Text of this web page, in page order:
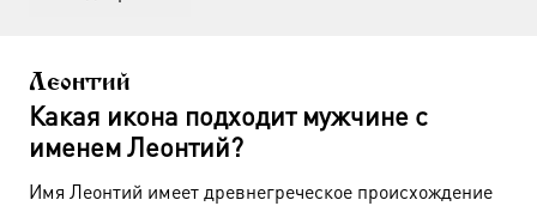
Леонтий
Какая икона подходит мужчине с
именем Леонтий?
Имя Леонтий имеет древнегреческое происхождение